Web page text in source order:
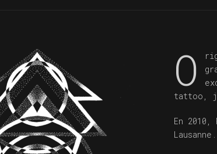
O
tattoo,
En
Lausanne.